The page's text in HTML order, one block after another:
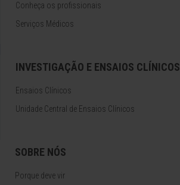
Conheça os profissionais
Serviços Médicos
INVESTIGAÇÃO E ENSAIOS CLÍNICOS
Ensaios Clínicos
Unidade Central de Ensaios Clínicos
SOBRE NÓS
Porque deve vir